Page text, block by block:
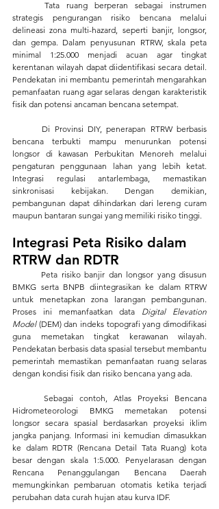
strategis pengurangan risiko bencana melalui
delineasi zona multi-hazard, seperti banjir, longsor,
dan gempa. Dalam penyusunan RTRW, skala peta
minimal 1:25.000 menjadi acuan agar tingkat
kerentanan wilayah dapat diidentifikasi secara detail.
Pendekatan ini membantu pemerintah mengarahkan
pemanfaatan ruang agar selaras dengan karakteristik
fisik dan potensi ancaman bencana setempat.
bencana terbukti mampu menurunkan potensi
longsor di kawasan Perbukitan Menoreh melalui
pengaturan penggunaan lahan yang lebih ketat.
Integrasi regulasi antarlembaga, memastikan
sinkronisasi kebijakan. Dengan demikian,
pembangunan dapat dihindarkan dari lereng curam
maupun bantaran sungai yang memiliki risiko tinggi.
Integrasi Peta Risiko dalam
RTRW dan RDTR
BMKG serta BNPB diintegrasikan ke dalam RTRW
untuk menetapkan zona larangan pembangunan.
Proses ini memanfaatkan data Digital Elevation
Model (DEM) dan indeks topografi yang dimodifikasi
guna memetakan tingkat kerawanan wilayah.
Pendekatan berbasis data spasial tersebut membantu
pemerintah memastikan pemanfaatan ruang selaras
dengan kondisi fisik dan risiko bencana yang ada.
Hidrometeorologi BMKG memetakan potensi
longsor secara spasial berdasarkan proyeksi iklim
jangka panjang. Informasi ini kemudian dimasukkan
ke dalam RDTR (Rencana Detail Tata Ruang) kota
besar dengan skala 1:5.000. Penyelarasan dengan
Rencana Penanggulangan Bencana Daerah
memungkinkan pembaruan otomatis ketika terjadi
perubahan data curah hujan atau kurva IDF.